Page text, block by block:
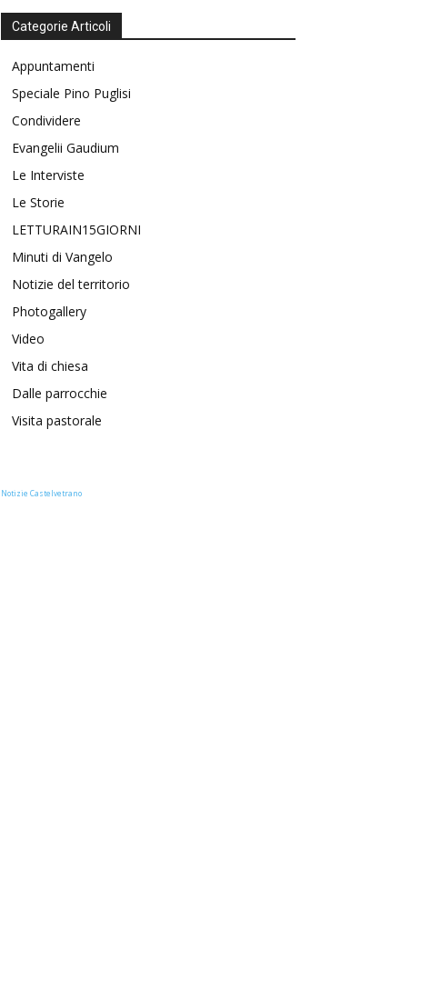
Categorie Articoli
Appuntamenti
Speciale Pino Puglisi
Condividere
Evangelii Gaudium
Le Interviste
Le Storie
LETTURAIN15GIORNI
Minuti di Vangelo
Notizie del territorio
Photogallery
Video
Vita di chiesa
Dalle parrocchie
Visita pastorale
Notizie Castelvetrano